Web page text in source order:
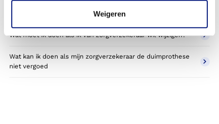
Weigeren
Betaal ik een eigen bijdrage voor de duimprothese?
Wat moet ik doen als ik van zorgverzekeraar wil wijzigen?
Wat kan ik doen als mijn zorgverzekeraar de duimprothese
niet vergoed